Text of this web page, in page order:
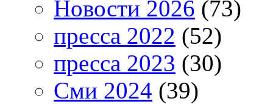
Новости 2026 (73)
пресса 2022 (52)
пресса 2023 (30)
Сми 2024 (39)